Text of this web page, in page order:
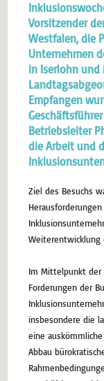
Vorsitzender
Westfalen, die
Unternehmen
in Iserlohn und
Empfangen
Betriebsleiter
die Arbeit und
Ziel des Besuchs
Weiterentwicklung
Im Mittelpunkt der
Forderungen der
insbesondere die
eine
Abbau